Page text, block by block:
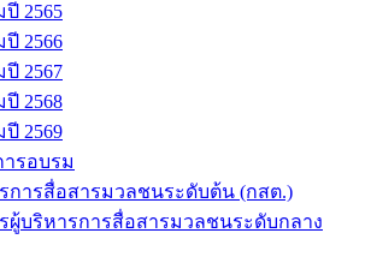
2565
2566
2567
2568
2569
รอบรม
การสื่อสารมวลชนระดับต้น (กสต.)
ผู้บริหารการสื่อสารมวลชนระดับกลาง